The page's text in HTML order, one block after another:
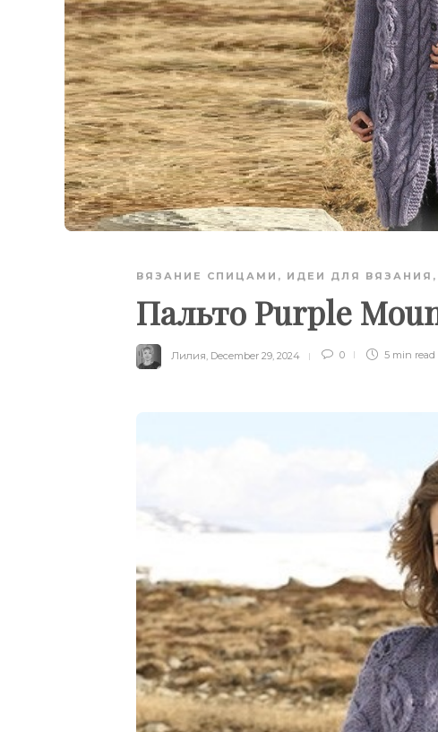
ВЯЗАНИЕ СПИЦАМИ , ИДЕИ ДЛЯ ВЯЗАНИЯ ,
Пальто Purple
Лилия December 29, 2024 0 5 min read